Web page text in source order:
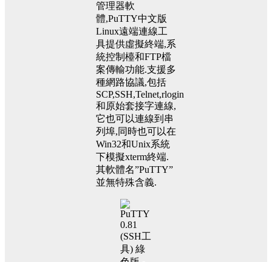
管理器軟
體,PuTTY中文版
Linux遠端連線工
具提供虛擬終端,系
統控制檯和FTP檔
案傳輸功能.支援多
種網路協議,包括
SCP,SSH,Telnet,rlogin
和原始套接字連線,
它也可以連線到串
列埠,同時也可以在
Win32和Unix系統
下模擬xterm終端.
其軟體名”PuTTY”
並無特殊含義.